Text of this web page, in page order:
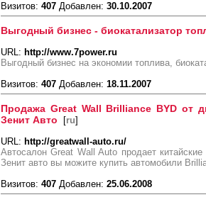
Визитов: 407 Добавлен: 30.10.2007
Выгодный бизнес - биокатализатор
URL: http://www.7power.ru
Выгодный бизнес на экономии топлива,
Визитов: 407 Добавлен: 18.11.2007
Продажа Great Wall Brilliance BYD от
Зенит Авто [ru]
URL: http://greatwall-auto.ru/
Автосалон Great Wall Auto продает
Зенит авто вы можите купить автомобили
Визитов: 407 Добавлен: 25.06.2008